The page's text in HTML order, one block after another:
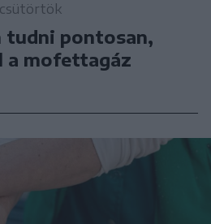
csütörtök
tudni pontosan,
a mofettagáz